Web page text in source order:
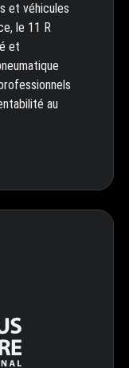
et véhicules
le 11 R
et
au